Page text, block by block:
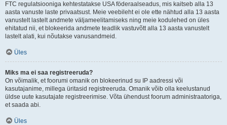
FTC regulatsiooniga kehtestatakse USA föderaalseadus, mis kaitseb alla 13
aasta vanuste laste privaatsust. Meie veebileht ei ole ette nähtud alla 13 aasta
vanustelt lastelt andmete väljameelitamiseks ning meie kodulehed on üles
ehitatud nii, et blokeerida andmete teadlik vastuvõtt alla 13 aasta vanustelt
lastelt alati, kui nõutakse vanusandmeid.
Üles
Miks ma ei saa registreeruda?
On võimalik, et foorumi omanik on blokeerinud su IP aadressi või
kasutajanime, millega üritasid registreeruda. Omanik võib olla keelustanud
üldse uute kasutajate registreerimise. Võta ühendust foorum administraatoriga,
et saada abi.
Üles